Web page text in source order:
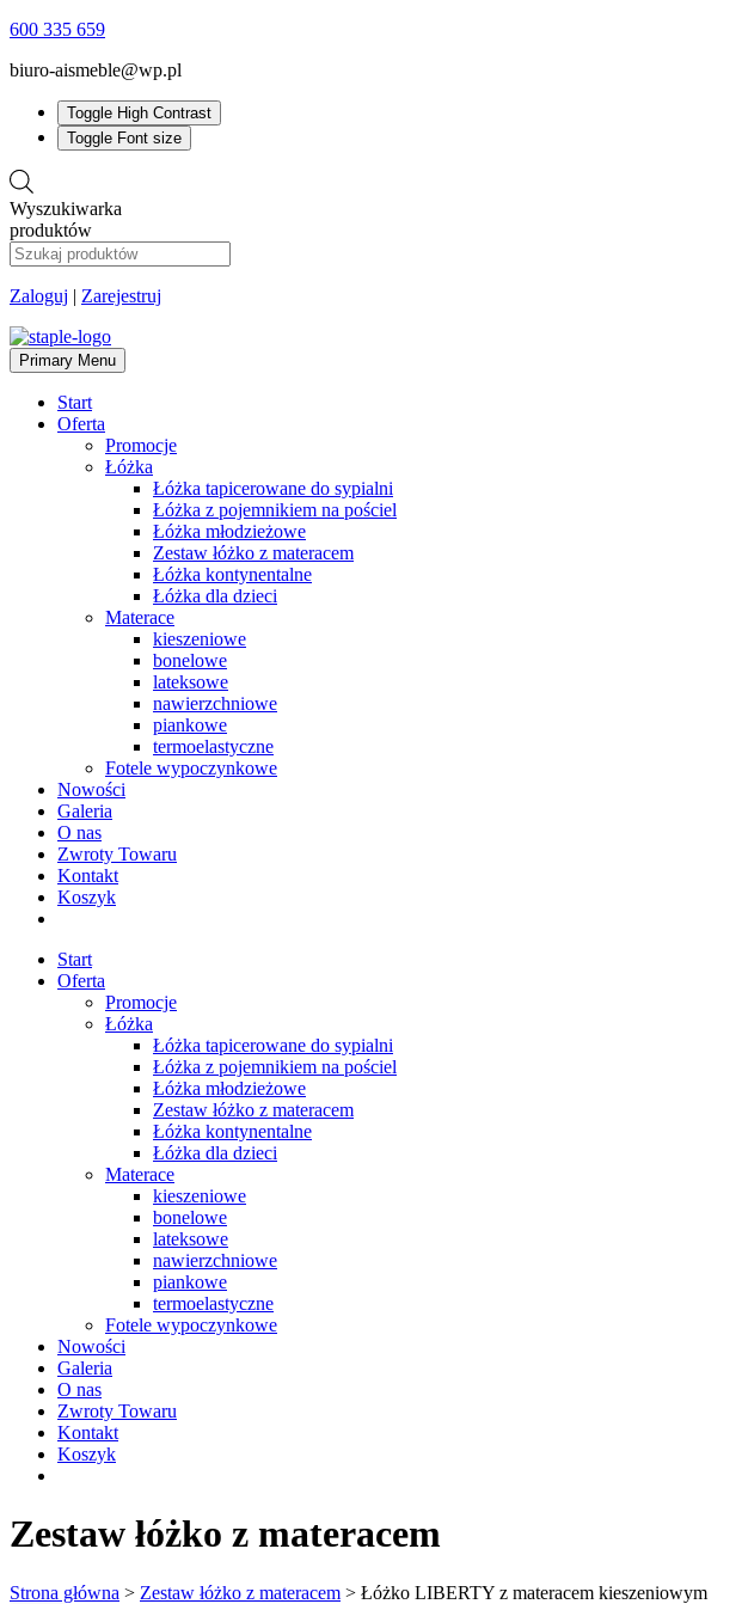
600 335 659
biuro-aismeble@wp.pl
Toggle High Contrast
Toggle Font size
Wyszukiwarka
produktów
Zaloguj | Zarejestruj
Primary Menu
Start
Oferta
Promocje
Łóżka
Łóżka tapicerowane do sypialni
Łóżka z pojemnikiem na pościel
Łóżka młodzieżowe
Zestaw łóżko z materacem
Łóżka kontynentalne
Łóżka dla dzieci
Materace
kieszeniowe
bonelowe
lateksowe
nawierzchniowe
piankowe
termoelastyczne
Fotele wypoczynkowe
Nowości
Galeria
O nas
Zwroty Towaru
Kontakt
Koszyk
Start
Oferta
Promocje
Łóżka
Łóżka tapicerowane do sypialni
Łóżka z pojemnikiem na pościel
Łóżka młodzieżowe
Zestaw łóżko z materacem
Łóżka kontynentalne
Łóżka dla dzieci
Materace
kieszeniowe
bonelowe
lateksowe
nawierzchniowe
piankowe
termoelastyczne
Fotele wypoczynkowe
Nowości
Galeria
O nas
Zwroty Towaru
Kontakt
Koszyk
Zestaw łóżko z materacem
Strona główna > Zestaw łóżko z materacem > Łóżko LIBERTY z materacem kieszeniowym